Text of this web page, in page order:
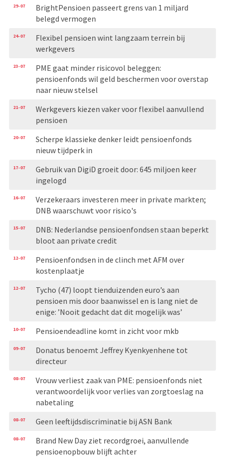
29-07
BrightPensioen passeert grens van 1 miljard
belegd vermogen
24-07
Flexibel pensioen wint langzaam terrein bij
werkgevers
23-07
PME gaat minder risicovol beleggen:
pensioenfonds wil geld beschermen voor overstap
naar nieuw stelsel
21-07
Werkgevers kiezen vaker voor flexibel aanvullend
pensioen
20-07
Scherpe klassieke denker leidt pensioenfonds
nieuw tijdperk in
17-07
Gebruik van DigiD groeit door: 645 miljoen keer
ingelogd
16-07
Verzekeraars investeren meer in private markten;
DNB waarschuwt voor risico's
15-07
DNB: Nederlandse pensioenfondsen staan beperkt
bloot aan private credit
12-07
Pensioenfondsen in de clinch met AFM over
kostenplaatje
12-07
Tycho (47) loopt tienduizenden euro’s aan
pensioen mis door baanwissel en is lang niet de
enige: ’Nooit gedacht dat dit mogelijk was’
10-07 Pensioendeadline komt in zicht voor mkb
09-07
Donatus benoemt Jeffrey Kyenkyenhene tot
directeur
08-07
Vrouw verliest zaak van PME: pensioenfonds niet
verantwoordelijk voor verlies van zorgtoeslag na
nabetaling
08-07 Geen leeftijdsdiscriminatie bij ASN Bank
08-07
Brand New Day ziet recordgroei, aanvullende
pensioenopbouw blijft achter